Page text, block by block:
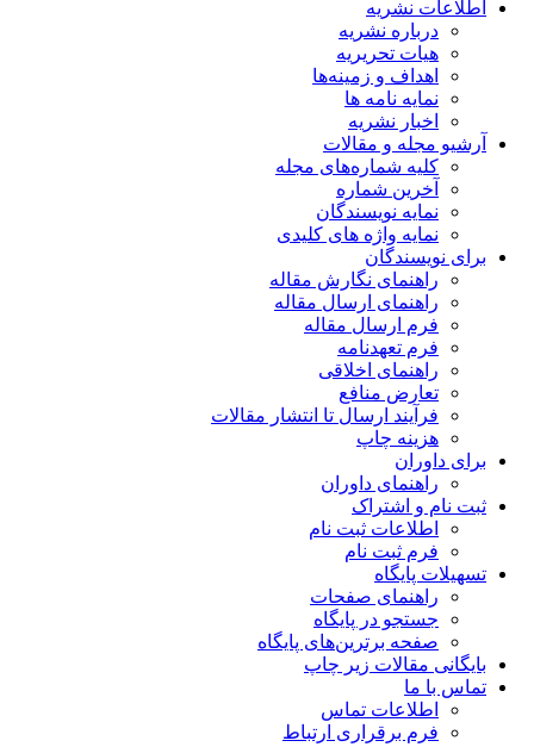
اطلاعات نشریه
درباره نشریه
هیات تحریریه
اهداف و زمینه‌ها
نمایه نامه ها
اخبار نشریه
آرشیو مجله و مقالات
کلیه شماره‌های مجله
آخرین شماره
نمایه نویسندگان
نمایه واژه های کلیدی
برای نویسندگان
راهنمای نگارش مقاله
راهنمای ارسال مقاله
فرم ارسال مقاله
فرم تعهدنامه
راهنمای اخلاقی
تعارض منافع
فرآیند ارسال تا انتشار مقالات
هزینه چاپ
برای داوران
راهنمای داوران
ثبت نام و اشتراک
اطلاعات ثبت نام
فرم ثبت نام
تسهیلات پایگاه
راهنمای صفحات
جستجو در پایگاه
صفحه برترین‌های پایگاه
بایگانی مقالات زیر چاپ
تماس با ما
اطلاعات تماس
فرم برقراری ارتباط